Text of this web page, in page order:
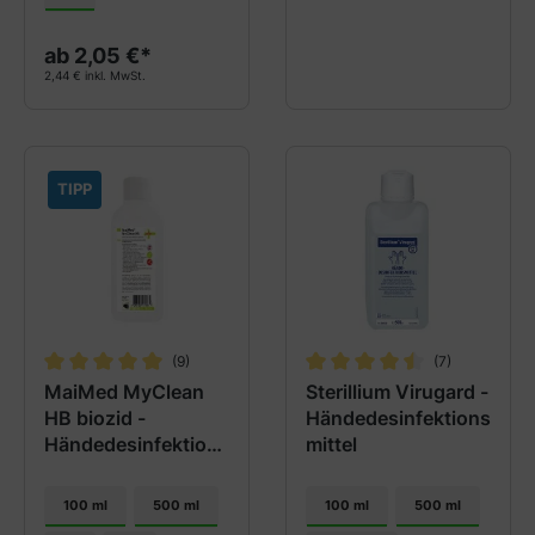
ab 2,05 €*
2,44 € inkl. MwSt.
TIPP
MaiMed MyClean
HB biozid -
Händedesinfektions
Durchschnittliche Bewertung von 5 von 5 Sternen
(9)
100 ml 500 ml
Sterillium Virugard -
Händedesinfektions
mittel
Durchschnittliche
(7)
100 ml 500 ml